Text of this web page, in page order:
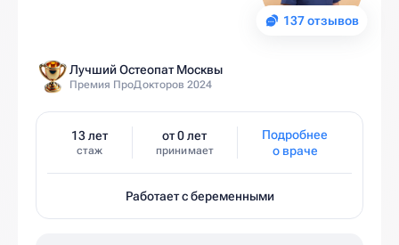
137 отзывов
Лучший Остеопат Москвы
Премия ПроДокторов 2024
13 лет
стаж
от 0 лет
принимает
Подробнее
о враче
Работает с беременными